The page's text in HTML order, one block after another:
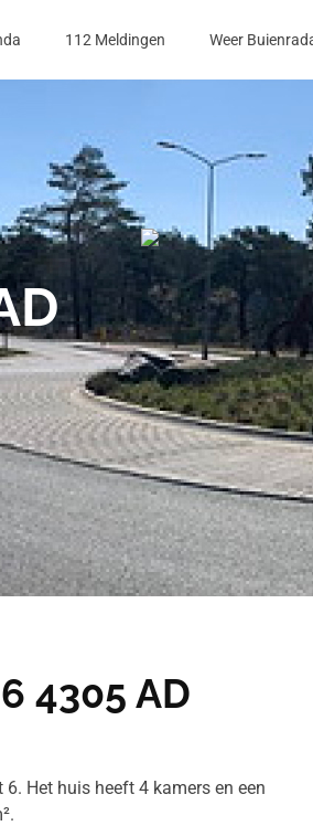
112 Meldingen Weer
4305 AD
Het huis heeft 4 kamers en een